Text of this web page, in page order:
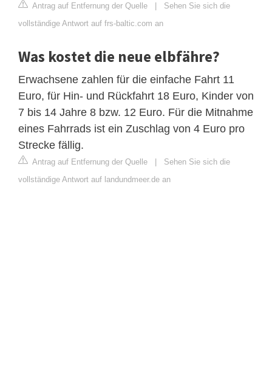
Antrag auf Entfernung der Quelle | Sehen Sie sich die
vollständige Antwort auf frs-baltic.com an
Was kostet die neue elbfähre?
Erwachsene zahlen für die einfache Fahrt 11
Euro, für Hin- und Rückfahrt 18 Euro, Kinder von
7 bis 14 Jahre 8 bzw. 12 Euro. Für die Mitnahme
eines Fahrrads ist ein Zuschlag von 4 Euro pro
Strecke fällig.
Antrag auf Entfernung der Quelle | Sehen Sie sich die
vollständige Antwort auf landundmeer.de an